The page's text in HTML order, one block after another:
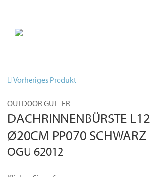
Vorheriges Produkt
OUTDOOR GUTTER
DACHRINNENBÜRSTE
Ø20CM PP070 SCHWARZ
OGU 62012